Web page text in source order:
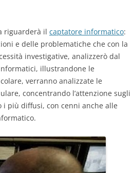
riguarderà il captatore informatico:
e delle problematiche che con la
investigative, analizzerò dal
illustrandone le
verranno analizzate le
concentrando l’attenzione sugli
i più diffusi, con cenni anche alle